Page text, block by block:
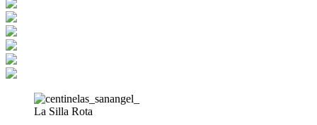
La Silla Rota